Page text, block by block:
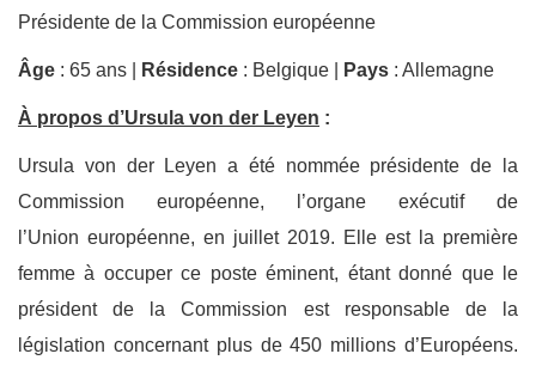
Présidente de la Commission européenne
Âge : 65 ans | Résidence : Belgique | Pays : Allemagne
À propos d’Ursula von der Leyen :
Ursula von der Leyen a été nommée présidente de la
Commission européenne, l’organe exécutif de
l’Union européenne, en juillet 2019. Elle est la première
femme à occuper ce poste éminent, étant donné que le
président de la Commission est responsable de la
législation concernant plus de 450 millions d’Européens.